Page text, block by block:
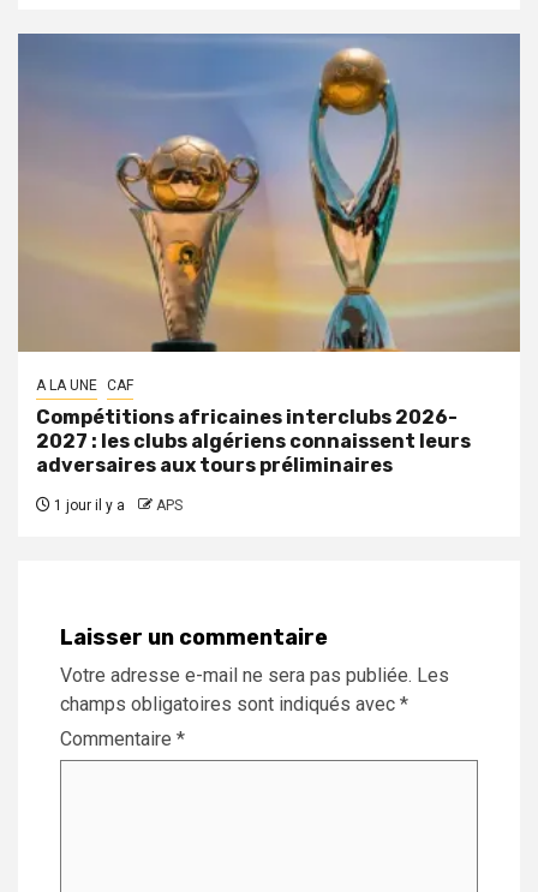
A LA UNE CAF
Compétitions africaines interclubs 2026-
2027 : les clubs algériens connaissent leurs
adversaires aux tours préliminaires
1 jour il y a APS
Laisser un commentaire
Votre adresse e-mail ne sera pas publiée. Les
champs obligatoires sont indiqués avec *
Commentaire *